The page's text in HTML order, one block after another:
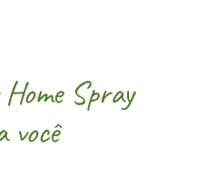
Spray
você